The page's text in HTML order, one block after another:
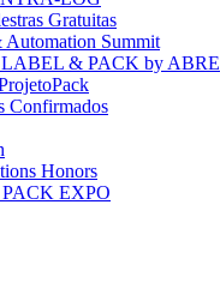
Gratuitas
Automation Summit
LABEL & PACK by ABRE
Confirmados
Honors
EXPO